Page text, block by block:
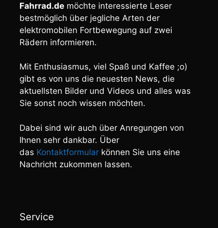
Fahrrad.de möchte interessierte Leser
bestmöglich über jegliche Arten der
elektromobilen Fortbewegung auf zwei
Rädern informieren.
Mit Enthusiasmus, viel Spaß und Kaffee ;o)
gibt es von uns die neuesten News, die
aktuellsten Bilder und Videos und alles was
Sie sonst noch wissen möchten.
Dabei sind wir auch über Anregungen von
Ihnen sehr dankbar. Über
das Kontaktformular können Sie uns eine
Nachricht zukommen lassen.
Service